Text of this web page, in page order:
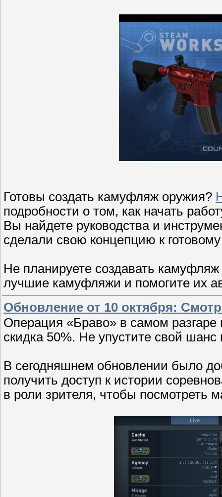
Готовы создать камуфляж оружия?
подробности о том, как начать
Вы найдете руководства и
сделали свою концепцию к
Не планируете создавать
лучшие камуфляжи и помогите их
Обновление от 10 октября:
Операция «Браво» в самом разгаре
скидка 50%. Не упустите свой
В сегодняшнем обновлении было
получить доступ к истории
в роли зрителя, чтобы посмотреть